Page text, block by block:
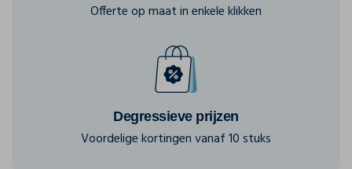
Offerte op maat in enkele klikken
Degressieve prijzen
Voordelige kortingen vanaf 10 stuks